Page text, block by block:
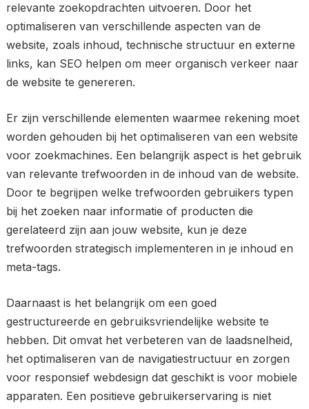
relevante zoekopdrachten uitvoeren. Door het
optimaliseren van verschillende aspecten van de
website, zoals inhoud, technische structuur en externe
links, kan SEO helpen om meer organisch verkeer naar
de website te genereren.
Er zijn verschillende elementen waarmee rekening moet
worden gehouden bij het optimaliseren van een website
voor zoekmachines. Een belangrijk aspect is het gebruik
van relevante trefwoorden in de inhoud van de website.
Door te begrijpen welke trefwoorden gebruikers typen
bij het zoeken naar informatie of producten die
gerelateerd zijn aan jouw website, kun je deze
trefwoorden strategisch implementeren in je inhoud en
meta-tags.
Daarnaast is het belangrijk om een goed
gestructureerde en gebruiksvriendelijke website te
hebben. Dit omvat het verbeteren van de laadsnelheid,
het optimaliseren van de navigatiestructuur en zorgen
voor responsief webdesign dat geschikt is voor mobiele
apparaten. Een positieve gebruikerservaring is niet